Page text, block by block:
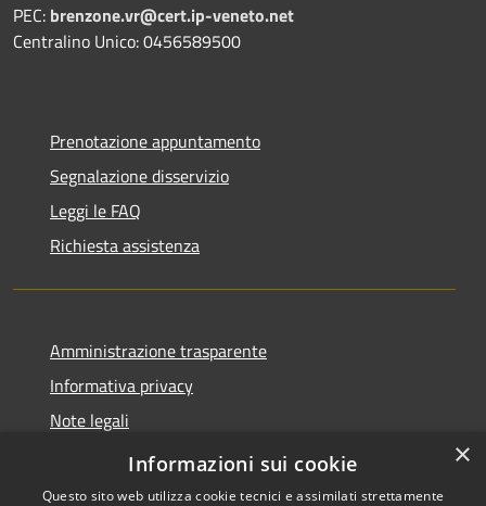
PEC: brenzone.vr@cert.ip-veneto.net
Centralino Unico: 0456589500
Prenotazione appuntamento
Segnalazione disservizio
Leggi le FAQ
Richiesta assistenza
Amministrazione trasparente
Informativa privacy
Note legali
Dichiarazione di accessibilità
×
Informazioni sui cookie
Questo sito web utilizza cookie tecnici e assimilati strettamente